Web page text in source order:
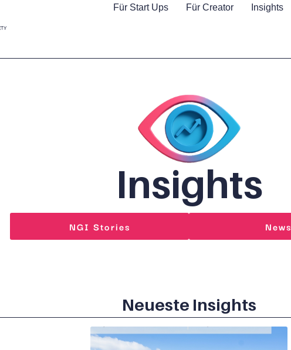
Für Start Ups Für Creator Insights
Insights
NGI Stories News
Neueste Insights